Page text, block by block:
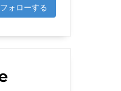
フォローする